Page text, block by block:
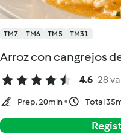
TM7 TM6 TM5 TM31
Arroz con cangrejos
4.6 28
Prep. 20min Total